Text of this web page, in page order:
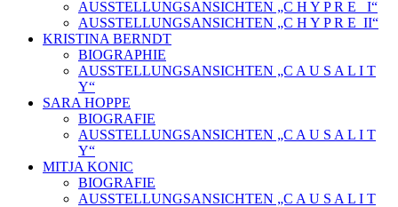
AUSSTELLUNGSANSICHTEN „C H Y P R E_ I“
AUSSTELLUNGSANSICHTEN „C H Y P R E_II“
KRISTINA BERNDT
BIOGRAPHIE
AUSSTELLUNGSANSICHTEN „C A U S A L I T
Y“
SARA HOPPE
BIOGRAFIE
AUSSTELLUNGSANSICHTEN „C A U S A L I T
Y“
MITJA KONIC
BIOGRAFIE
AUSSTELLUNGSANSICHTEN „C A U S A L I T